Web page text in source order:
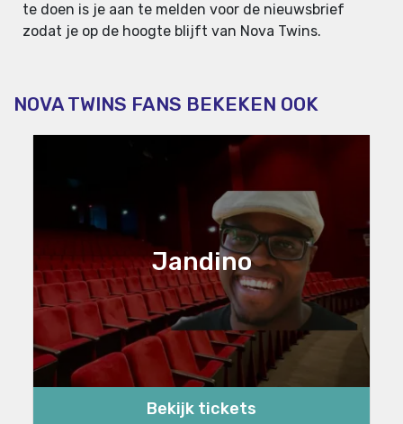
te doen is je aan te melden voor de nieuwsbrief
zodat je op de hoogte blijft van Nova Twins.
NOVA TWINS FANS BEKEKEN OOK
Jandino
Bekijk tickets